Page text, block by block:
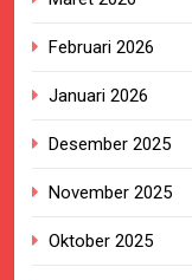
Februari 2026
Januari 2026
Desember 2025
November 2025
Oktober 2025